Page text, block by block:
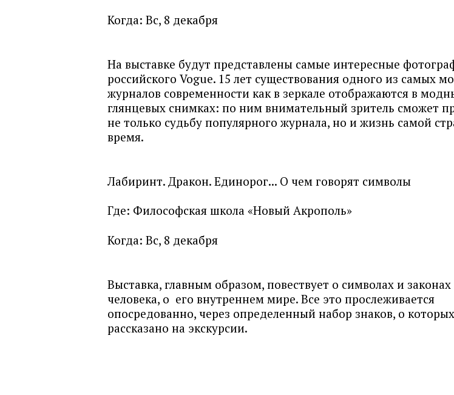
Когда: Вс, 8 декабря
На выставке будут представлены самые интересные
российского Vogue. 15 лет существования одного из самых
журналов современности как в зеркале отображаются в
глянцевых снимках: по ним внимательный зритель сможет
не только судьбу популярного журнала, но и жизнь самой
время.
Лабиринт. Дракон. Единорог... О чем говорят символы
Где: Философская школа «Новый Акрополь»
Когда: Вс, 8 декабря
Выставка, главным образом, повествует о символах и
человека, о его внутреннем мире. Все это прослеживается
опосредованно, через определенный набор знаков, о
рассказано на экскурсии.